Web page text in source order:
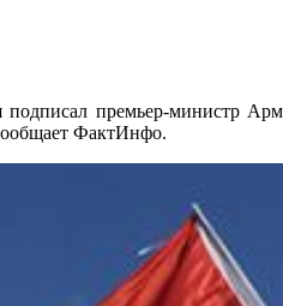
подписал премьер-министр
ФактИнфо.